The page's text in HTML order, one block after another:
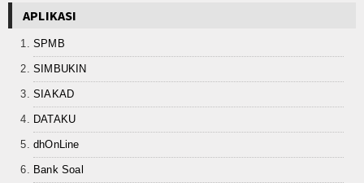
Aqidah
Fiqih
Tasawuf
Umum
Kisah Hikmah
APLIKASI
SPMB
SIMBUKIN
SIAKAD
DATAKU
dhOnLine
Bank Soal